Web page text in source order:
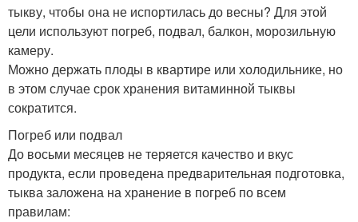
тыкву, чтобы она не испортилась до весны? Для этой
цели используют погреб, подвал, балкон, морозильную
камеру.
Можно держать плоды в квартире или холодильнике, но
в этом случае срок хранения витаминной тыквы
сократится.
Погреб или подвал
До восьми месяцев не теряется качество и вкус
продукта, если проведена предварительная подготовка,
тыква заложена на хранение в погреб по всем
правилам: